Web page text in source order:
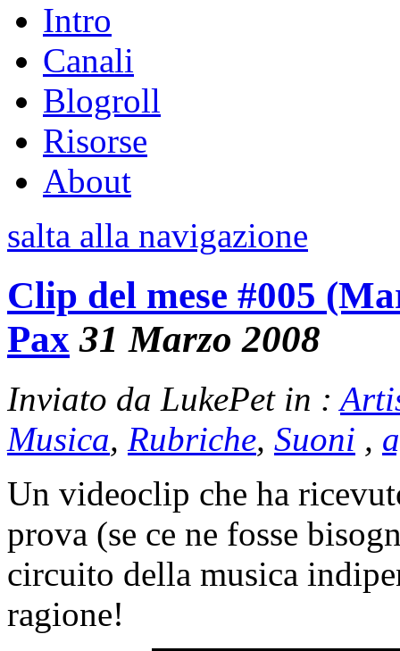
Intro
Canali
Blogroll
Risorse
About
salta alla navigazione
Clip del mese #005
Pax 31 Marzo 2008
Inviato da LukePet in :
Musica, Rubriche, Suoni ,
Un videoclip che ha
prova (se ce ne fosse
circuito della musica
ragione!